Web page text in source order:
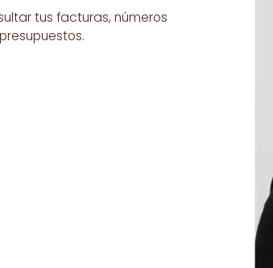
tus facturas, números